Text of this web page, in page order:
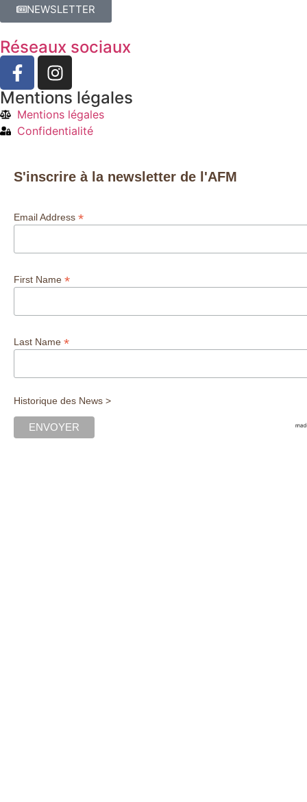
NEWSLETTER
Réseaux sociaux
Mentions légales
Mentions légales
Confidentialité
S'inscrire à la newsletter de l'AFM
Email Address *
First Name *
Last Name *
Historique des News >